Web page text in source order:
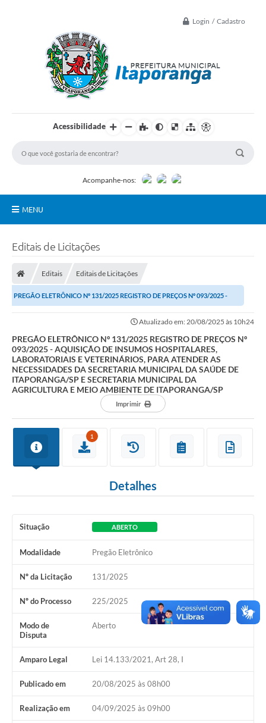
Login / Cadastro
Acessibilidade
Acompanhe-nos:
MENU
Publicações Oficiais
Lei Aldir Blanc
CTM
A Prefeitura
Avisos e comunicados
Licitações anteriores
Estatuto dos Servidores Municipais
PLANO MUNICIPAL DE ASSISTÊNCIA SOCIAL
A Nossa Cidade
Galeria de Vídeos
Contas Públicas
Legislação
Editais
Links
Editais de Licitações
Editais Editais de Licitações
PREGÃO ELETRÔNICO Nº 131/2025 REGISTRO DE PREÇOS Nº 093/2025 -
Atualizado em: 20/08/2025 às 10h24
PREGÃO ELETRÔNICO Nº 131/2025 REGISTRO DE PREÇOS Nº
093/2025 - AQUISIÇÃO DE INSUMOS HOSPITALARES,
LABORATORIAIS E VETERINÁRIOS, PARA ATENDER AS
NECESSIDADES DA SECRETARIA MUNICIPAL DA SAÚDE DE
ITAPORANGA/SP E SECRETARIA MUNICIPAL DA
AGRICULTURA E MEIO AMBIENTE DE ITAPORANGA/SP
Imprimir
1
Detalhes
Situação ABERTO
Modalidade Pregão Eletrônico
Nº da Licitação 131/2025
Nº do Processo 225/2025
Modo de
Disputa
Aberto
Amparo Legal Lei 14.133/2021, Art 28, I
Publicado em 20/08/2025 às 08h00
Realização em 04/09/2025 às 09h00